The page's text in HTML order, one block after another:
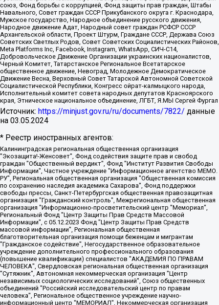
союз, Фонд борьбы с коррупцией, Фонд защиты прав граждан, Штабы
Навального, Совет граждан СССР Прикубанского округа г. Краснодара,
Мужское государство, Народное объединение русского движения,
Народное движение Адат, Народный совет граждан РСФСР СССР
Архангельской области, Проект Штурм, Граждане СССР, Держава Союз
Советских Светлых Родов, Совет Советских Социалистических Районов,
Meta Platforms Inc, Facebook, Instagram, WhatsApp, СИЧ-С14,
Добровольческое Движение Организации украинских националистов,
Черный Комитет, Татарстанское Региональное Всетатарское
общественное движение, Невоград, Молодежное Демократическое
Движение Весна, Верховный Совет Татарской Автономной Советской
Социалистической Республики, Конгресс ойрат-калмыцкого народа,
Исполнительный комитет совета народных депутатов Красноярского
края, Этническое национальное объединение, ЛГБТ, Я.МЫ Сергей Фургал
Источник: https://minjust.gov.ru/ru/documents/7822/ данные
на 03.05.2024
* Реестр иностранных агентов:
Калининградская региональная общественная организация "Экозащита!-Женсовет", Фонд содействия защите прав и свобод граждан "Общественный вердикт", Фонд "Институт Развития Свободы Информации", Частное учреждение "Информационное агентство МЕМО. РУ", Региональная общественная организация "Общественная комиссия по сохранению наследия академика Сахарова", Фонд поддержки свободы прессы, Санкт-Петербургская общественная правозащитная организация "Гражданский контроль", Межрегиональная общественная организация "Информационно-просветительский центр "Мемориал", Региональный Фонд "Центр Защиты Прав Средств Массовой Информации", с 05.12.2023 Фонд "Центр Защиты Прав Средств массовой информации", Региональная общественная благотворительная организация помощи беженцам и мигрантам "Гражданское содействие", Негосударственное образовательное учреждение дополнительного профессионального образования (повышение квалификации) специалистов "АКАДЕМИЯ ПО ПРАВАМ ЧЕЛОВЕКА", Свердловская региональная общественная организация "Сутяжник", Автономная некоммерческая организация "Центр независимых социологических исследований", Союз общественных объединений "Российский исследовательский центр по правам человека", Региональное общественное учреждение научно-информационный центр "МЕМОРИАЛ", Некоммерческая организация "Фонд защиты гласности", Автономная некоммерческая организация "Институт прав человека", Городская общественная организация "Екатеринбургское общество "МЕМОРИАЛ", Городская общественная организация "Рязанское историко-просветительское и правозащитное общество "Мемориал" (Рязанский Мемориал), Челябинский региональный орган общественной самодеятельности – женское общественное объединение "Женщины Евразии", Челябинский региональный орган общественной самодеятельности "Уральская правозащитная группа", Фонд содействия защите здоровья и социальной справедливости имени Андрея Рылькова, Автономная Некоммерческая Организация "Аналитический Центр Юрия Левады", Автономная некоммерческая организация социальной поддержки населения "Проект Апрель", Региональная общественная организация помощи женщинам и детям, находящимся в кризисной ситуации "Информационно-методический центр "Анна", Фонд содействия развитию массовых коммуникаций и правовому просвещению "Так-так-Так", Фонд содействия устойчивому развитию "Серебряная тайга", Свердловский региональный общественный фонд социальных проектов "Новое время", "Idel.Реалии", Кавказ.Реалии, Крым.Реалии, Телеканал Настоящее Время, Татаро-башкирская служба Радио Свобода (Azatliq Radiosi), Радио Свободная Европа/Радио Свобода (PCE/PC), "Сибирь.Реалии", "Фактограф", Благотворительный фонд помощи осужденным и их семьям, Автономная некоммерческая организация "Институт глобализации и социальных движений", Фонд "В защиту прав заключенных", Частное учреждение "Центр поддержки и содействия развитию средств массовой информации", Пензенский региональный общественный благотворительный фонд "Гражданский союз", "Север.Реалии", Некоммерческая организация Фонд "Правовая инициатива", Общество с ограниченной ответственностью "Радио Свободная Европа/Радио Свобода", Чешское информационное агентство "MEDIUM-ORIENT", Красноярская региональная общественная организация "Мы против СПИДа", Камалягин Денис Николаевич, Маркелов Сергей Евгеньевич, Пономарев Лев Александрович, Савицкая Людмила Алексеевна, Автономная некоммерческая организация "Центр по работе с проблемой насилия "НАСИЛИЮ.НЕТ", Межрегиональный профессиональный союз работников здравоохранения "Альянс врачей", Юридическое лицо, зарегистрированное в Латвийской Республике, SIA "Medusa Project" (регистрационный номер 40103797863, дата регистрации 10.06.2014), Некоммерческая организация "Фонд по борьбе с коррупцией", Автономная некоммерческая организация "Институт права и публичной политики", Баданин Роман Сергеевич, Гликин Максим Александрович, Железнова Мария Михайловна, Лукьянова Юлия Сергеевна, Маетная Елизавета Витальевна, Маняхин Петр Борисович, Чуракова Ольга Владимировна, Ярош Юлия Петровна, Юридическое лицо "The Insider SIA", зарегистрированное в Риге, Латвийская Республика (дата регистрации 26.06.2015), являющееся администратором доменного имени интернет-издания "The Insider SIA", https://theins.ru, Постернак Алексей Евгеньевич, Рубин Михаил Аркадьевич, Анин Роман Александрович, Юридическое лицо Istories fonds, зарегистрированное в Латвийской Республике (регистрационный номер 50008295751, дата регистрации 24.02.2020), Великовский Дмитрий Александрович, Долинина Ирина Николаевна, Мароховская Алеся Алексеевна, Шлейнов Роман Юрьевич, Шмагун Олеся Валентиновна, Общество с ограниченной ответственностью "Альтаир 2021", Общество с ограниченной ответственностью "Вега 2021", Общество с ограниченной ответственностью "Главный редактор 2021", Общество с ограниченной ответственностью "Ромашки монолит", Важенков Артем Валерьевич, Ивановская областная общественная организация "Центр гендерных исследований", Гурман Юрий Альбертович, Медиапроект "ОВД-Инфо", Егоров Владимир Владимирович, Жилинский Владимир Александрович, Общество с ограниченной ответственностью "ЗП", Иванова София Юрьевна, Карезина Инна Павловна, Кильтау Екатерина Викторовна, Петров Алексей Викторович, Пискунов Сергей Евгеньевич, Смирнов Сергей Сергеевич, Тихонов Михаил Сергеевич, Общество с ограниченной ответственностью "ЖУРНАЛИСТ-ИНОСТРАННЫЙ АГЕНТ", Арапова Галина Юрьевна, Вольтская Татьяна Анатольевна, Американская компания "Mason G.E.S. Anonymous Foundation" (США), являющаяся владельцем интернет-издания https://mnews.world/, Компания "Stichting Bellingcat", зарегистрированная в Нидерландах (дата регистрации 11.07.2018), Захаров Андрей Вячеславович, Клепиковская Екатерина Дмитриевна, Общество с ограниченной ответственностью "МЕМО", Перл Роман Александрович, Симонов Евгений Алексеевич, Соловьева Елена Анатольевна, Сотников Даниил Владимирович, Сурначева Елизавета Дмитриевна, Автономная некоммерческая организация по защите прав человека и информированию населения "Якутия – Наше Мнение", Общество с ограниченной ответственностью "Москоу диджитал медиа", с 26.01.2023 Общество с ограниченной ответственностью "Чайка Белые сады", Ветошкина Валерия Валерьевна, Заговора Максим Александрович, Межрегиональное общественное движение "Российская ЛГБТ - сеть", Оленичев Максим Владимирович, Павлов Иван Юрьевич, Скворцова Елена Сергеевна, Общество с ограниченной ответственностью "Как бы инагент", Кочетков Игорь Викторович, Общество с ограниченной ответственностью "Честные выборы", Еланчик Олег Александрович, Общество с ограниченной ответственностью "Нобелевский призыв", Гималова Регина Эмилевна, Григорьев Андрей Валерьевич, Григорьева Алина Александровна, Ассоциация по содействию защите прав призывников, альтернативнослужащих и военнослужащих "Правозащитная группа "Гражданин.Армия.Право", Хисамова Регина Фаритовна, Автономная некоммерческая организация по реализации социально-правовых программ "Лилит", Дальневосточное общественное движение "Маяк", Санкт-Петербургская ЛГБТ-инициативная группа "Выход", Инициативная группа ЛГБТ+ "Реверс", Алексеев Андрей Викторович, Бекбулатова Таисия Львовна, Беляев Иван Михайлович, Владыкина Елена Сергеевна, Гельман Марат Александрович, Никульшина Вероника Юрьевна, Толоконникова Надежда Андреевна, Шендерович Виктор Анатольевич, Общество с ограниченной ответственностью "Данное сообщение", Общество с ограниченной ответственностью Издательский дом "Новая глава", Айнбиндер Александра Александровна, Московский комьюнити-центр для ЛГБТ+инициатив, Благотворительный фонд развития филантропии, Deutsche Welle (Германия, Kurt-Schumacher-Strasse 3, 53113 Bonn), Борзунова Мария Михайловна, Воробьев Виктор Викторович, Голубева Анна Львовна, Константинова Алла Михайловна, Малкова Ирина Владимировна, Мурадов Мурад Абдулгалимович, Осетинская Елизавета Николаевна, Понасенков Евгений Николаевич, Ганапольский Матвей Юрьевич, Киселев Евгений Алексеевич, Борухович Ирина Григорьевна, Дремин Иван Тимофеевич, Дубровский Дмитрий Викторович, Красноярская региональная общественная организация поддержки и развития альтернативных образовательных технологий и межкультурных коммуникаций "ИНТЕРРА", Маяковская Екатерина Алексеевна, Фейгин Марк Захарович, Филимонов Андрей Викторович, Дзугкоева Регина Николаевна, Доброхотов Роман Александрович, Дудь Юрий Александрович, Елкин Сергей Владимирович, Кругликов Кирилл Игоревич, Сабунаева Мария Леонидовна, Семенов Алексей Владимирович, Шаинян Карен Багратович, Шульман Екатерина Михайловна, Асафьев Артур Валерьевич, Вахштайн Виктор Семенович, Венедиктов Алексей Алексеевич, Лушникова Екатерина Евгеньевна, Волков Леонид Михайлович, Невзоров Александр Глебович, Пархоменко Сергей Борисович, Сироткин Ярослав Николаевич, Кара-Мурза Владимир Владимирович, Баранова Наталья Владимировна, Гозман Леонид Яковлевич, Кагарлицкий Борис Юльевич, Климарев Михаил Валерьевич, Милов Владимир Станиславович, Автономная некоммерческая организация Краснодарский центр современного искусства "Типография", Моргенштерн Алишер Тагирович, Соболь Любовь Эдуардовна, Общество с ограниченной ответственностью "ЛИЗА НОРМ", Каспаров Гарри Кимович, Ходорковский Михаил Борисович, Общество с ограниченной ответственностью "Апрельские тезисы", Данилович Ирина Брониславовна, Кашин Олег Владимирович, Петров Николай Владимирович, Пивоваров Алексей Владимирович, Соколов Михаил Владимирович, Цветкова Юлия Владимировна, Чичваркин Евгений Александрович, Комитет против пыток/Команда против пыток, Общество с ограниченной ответственностью "Первый научный", Общество с ограниченной ответственностью "Вертолет и ко", Белоцерковская Вероника Борисовна, Кац Максим Евгеньевич, Лазарева Татьяна Юрьевна, Шаведдинов Руслан Табризович, Яшин Илья Валерьевич, Общество с ограниченной ответственностью "Иноагент ААВ", Алешковский Дмитрий Петрович, Альбац Евгения Марковна, Быков Дмитрий Львович, Галямина Юлия Евгеньевна, Лойко Сергей Леонидович, Мартынов Кирилл Константинович, Медведев Сергей Александрович, Крашенинников Федор Геннадиевич, Гордеева Катерина Вл